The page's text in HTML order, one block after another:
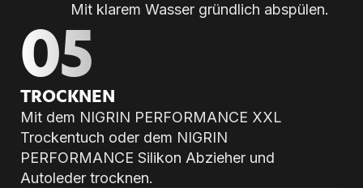
Mit klarem Wasser gründlich abspülen.
05
TROCK­NEN
Mit dem NIGRIN PERFORMANCE XXL
Trockentuch oder dem NIGRIN
PERFORMANCE Silikon Abzieher und
Autoleder trocknen.